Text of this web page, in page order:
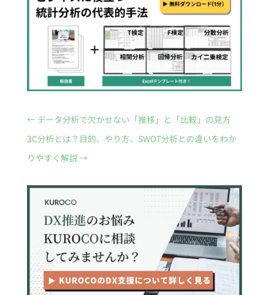
← データ分析で欠かせない「推移」と「比較」の見方
3C分析とは？目的、やり方、SWOT分析との違いをわか
りやすく解説→